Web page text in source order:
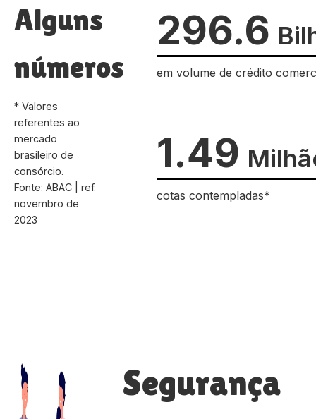
Alguns
números
* Valores
referentes ao
mercado
brasileiro de
consórcio.
Fonte: ABAC | ref.
novembro de
2023
296.6
em volume de crédito
1.49
cotas contempladas*
Segurança